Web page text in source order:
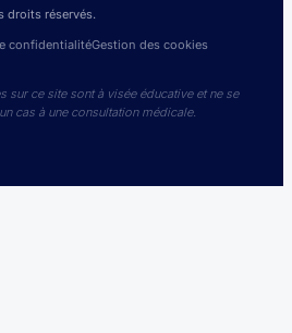
droits réservés.
confidentialitéGestion des cookies
sur ce site sont à visée éducative et ne se
cas à une consultation médicale.